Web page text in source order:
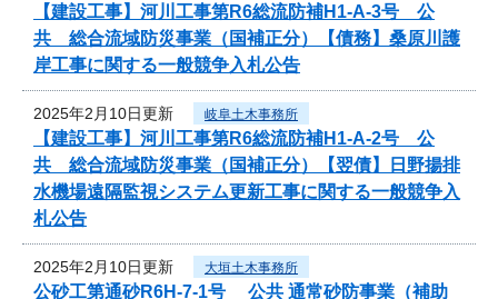
【建設工事】河川工事第R6総流防補H1-A-3号 公
共 総合流域防災事業（国補正分）【債務】桑原川護
岸工事に関する一般競争入札公告
2025年2月10日更新 岐阜土木事務所
【建設工事】河川工事第R6総流防補H1-A-2号 公
共 総合流域防災事業（国補正分）【翌債】日野揚排
水機場遠隔監視システム更新工事に関する一般競争入
札公告
2025年2月10日更新 大垣土木事務所
公砂工第通砂R6H-7-1号 公共 通常砂防事業（補助